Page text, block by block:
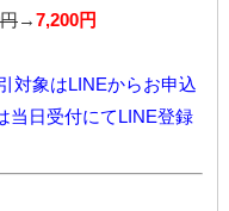
→ 7,200円
対象はLINEからお申込
当日受付にてLINE登録